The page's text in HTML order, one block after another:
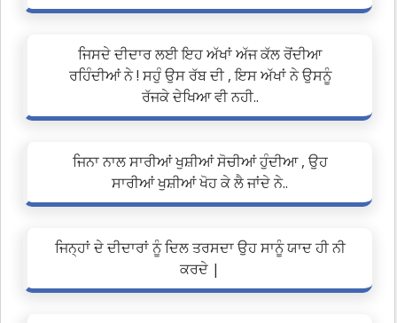
ਜਿਸਦੇ ਦੀਦਾਰ ਲਈ ਇਹ ਅੱਖਾਂ ਅੱਜ ਕੱਲ ਰੋਂਦੀਆ
ਰਹਿੰਦੀਆਂ ਨੇ ! ਸਹੁੰ ਉਸ ਰੱਬ ਦੀ , ਇਸ ਅੱਖਾਂ ਨੇ ਉਸਨੂੰ
ਰੱਜਕੇ ਦੇਖਿਆ ਵੀ ਨਹੀ..
ਜਿਨਾ ਨਾਲ ਸਾਰੀਆਂ ਖੁਸ਼ੀਆਂ ਸੋਚੀਆਂ ਹੁੰਦੀਆ , ਉਹ
ਸਾਰੀਆਂ ਖੁਸ਼ੀਆਂ ਖੋਹ ਕੇ ਲੈ ਜਾਂਦੇ ਨੇ..
ਜਿਨ੍ਹਾਂ ਦੇ ਦੀਦਾਰਾਂ ਨੂੰ ਦਿਲ ਤਰਸਦਾ ਉਹ ਸਾਨੂੰ ਯਾਦ ਹੀ ਨੀ
ਕਰਦੇ |